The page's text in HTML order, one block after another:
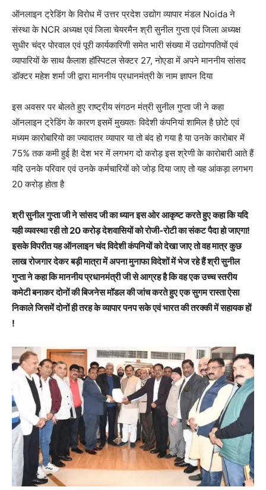
ऑनलाइन ट्रेडिंग के विरोध में उत्तर प्रदेश उद्योग व्यापार मंडल Noida ने
संस्था के NCR अध्यक्ष एवं जिला चेयरमैन श्री सुनील गुप्ता एवं जिला अध्यक्ष
सुधीर चंद्र पोरवाल एवं पूरी कार्यकारिणी समेत भारी संख्या में उद्योगपतियों एवं
व्यापारियों के साथ कैलाश हॉस्पिटल सेक्टर 27, नोएडा में अपने माननीय सांसद
डॉक्टर महेश शर्मा जी द्वारा माननीय प्रधानमंत्री के नाम ज्ञापन दिया
इस अवसर पर बोलते हुए राष्ट्रीय संगठन मंत्री सुनील गुप्ता जी ने कहा
ऑनलाइन ट्रेडिंग के कारण इसमें मुख्यतः विदेशी कंपनियां शामिल है छोटे एवं
मध्यम कारोबारियो का ज्यादातर व्यापार या तो बंद हो गया है या उनके कारोबार में
75% तक कमी हुई है! देश भर में लगभग दो करोड़ इस श्रेणी के कारोबारी आते हैं
यदि उनके परिवार एवं उनके कर्मचारियों को जोड़ दिया जाए तो यह आंकड़ा लगभग
20 करोड़ होता है
श्री सुनील गुप्ता जी ने सांसद जी का ध्यान इस ओर आकृष्ट करते हुए कहा कि यदि
यही व्यवस्था रही तो 20 करोड़ देशवासियों को रोजी-रोटी का संकट पैदा हो जाएगा!
इसके विपरीत यह ऑनलाइन चंद विदेशी कंपनियों को देखा जाए तो वह मात्र कुछ
लाख रोजगार देकर बड़ी मात्रा में अपना मुनाफा विदेशों में भेज रहे हैं श्री सुनील
गुप्ता ने कहा कि माननीय प्रधानमंत्री जी से आग्रह है कि वह एक उच्च स्तरीय
कमेटी बनाकर दोनों की बिजनेस मॉडल की जांच करते हुए एक सुगम रास्ता ऐसा
निकाले जिसमें दोनों ही तरह के व्यापार पनप सके एवं भारत की तरक्की में सहायक हों
!